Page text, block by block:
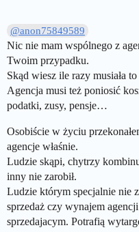
@anon75849589
Nic nie mam wspólnego z
Twoim przypadku.
Skąd wiesz ile razy musiała
Agencja musi też poniosić
podatki, zusy, pensje…
Osobiście w życiu
agencje właśnie.
Ludzie skąpi, chytrzy
inny nie zarobił.
Ludzie którym specjalnie nie
sprzedaż czy wynajem
sprzedajacym. Potrafią